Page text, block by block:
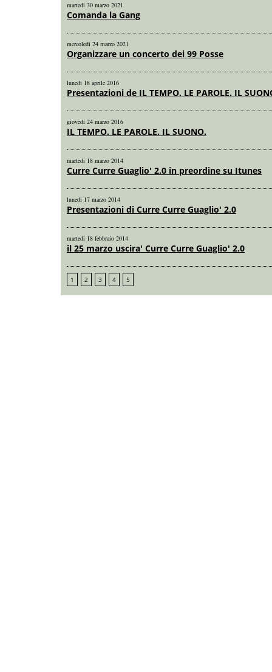
martedi 30 marzo 2021
Comanda la Gang
mercoledi 24 marzo 2021
Organizzare un concerto dei 99 Posse
lunedi 18 aprile 2016
Presentazioni de IL TEMPO. LE PAROLE. IL
giovedi 24 marzo 2016
IL TEMPO. LE PAROLE. IL SUONO.
martedi 18 marzo 2014
Curre Curre Guaglio' 2.0 in preordine su Itunes
lunedi 17 marzo 2014
Presentazioni di Curre Curre Guaglio' 2.0
martedi 18 febbraio 2014
il 25 marzo uscira' Curre Curre Guaglio' 2.0
1 2 3 4 5